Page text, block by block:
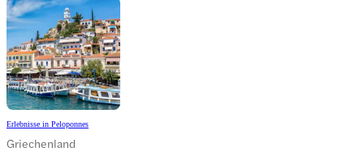
Erlebnisse in Peloponnes
Griechenland